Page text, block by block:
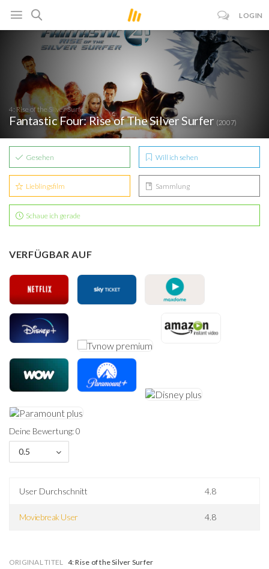
LOGIN
4: Rise of the Silver Surfer
Fantastic Four: Rise of The Silver Surfer (2007)
Gesehen Will ich sehen
Lieblingsfilm Sammlung
Schaue ich gerade
VERFÜGBAR AUF
Deine Bewertung: 0
0.5
User Durchschnitt 4.8
Moviebreak User 4.8
ORIGINAL TITEL
4: Rise of the Silver Surfer